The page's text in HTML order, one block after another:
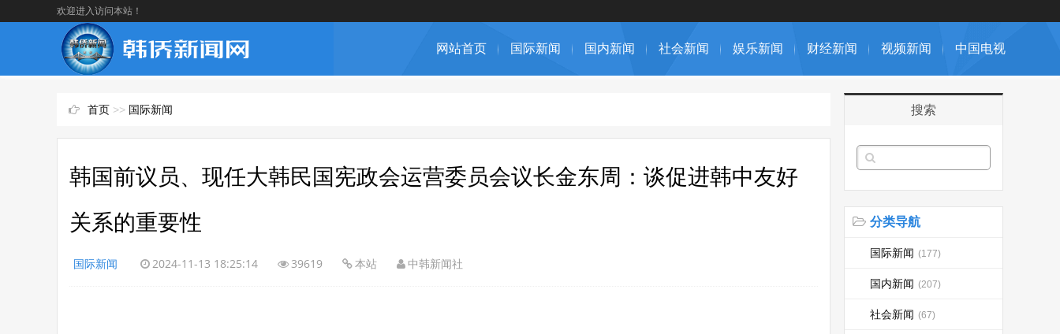
欢迎进入访问本站！
网站首页 国际新闻 国内新闻 社会新闻 娱乐新闻 财经新闻 视频新闻 中国电视
首页 >> 国际新闻
韩国前议员、现任大韩民国宪政会运营委员会议长金东周：谈促进韩中友好
关系的重要性
国际新闻 2024-11-13 18:25:14 39619 本站 中韩新闻社
搜索
分类导航
国际新闻 (177)
国内新闻 (207)
社会新闻 (67)